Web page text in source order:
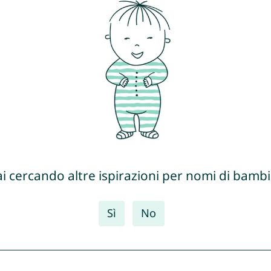
cercando altre ispirazioni per nomi di
Sì No